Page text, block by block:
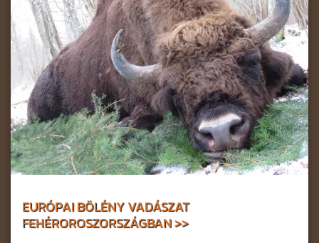
EURÓPAI BÖLÉNY VADÁSZAT
FEHÉROROSZORSZÁGBAN >>